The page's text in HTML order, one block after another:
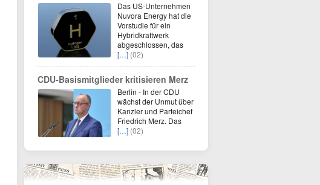
Das US-Unternehmen
Nuvora Energy hat die
Vorstudie für ein
Hybridkraftwerk
abgeschlossen, das
[…] (02)
CDU-Basismitglieder kritisieren Merz
Berlin - In der CDU
wächst der Unmut über
Kanzler und Parteichef
Friedrich Merz. Das
[…] (02)